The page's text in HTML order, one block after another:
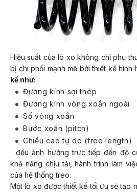
Hiệu suất của lò xo không chỉ phụ
bị chi phối mạnh mẽ bởi thiết kế hình
kế như:
Đường kính sợi thép
Đường kính vòng xoắn ngoài
Số vòng xoắn
Bước xoắn (pitch)
Chiều cao tự do (free length)
…đều ảnh hưởng trực tiếp đến độ
khả năng chịu tải, hành trình làm
của hệ thống treo.
Một lò xo được thiết kế tối ưu sẽ tạo